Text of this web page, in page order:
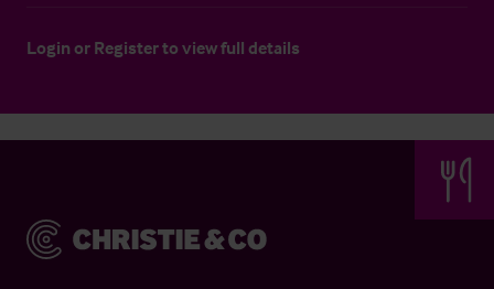
Login or Registerto view full details